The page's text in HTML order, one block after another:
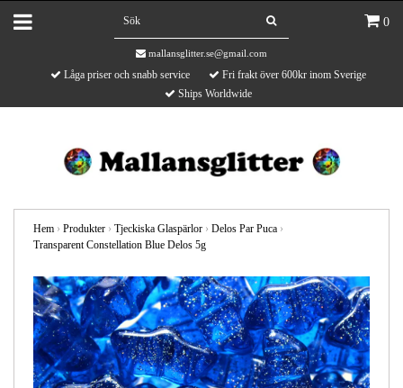
0
mallansglitter.se@gmail.com
Låga priser och snabb service
Fri frakt över 600kr inom Sverige
Ships Worldwide
Hem › Produkter › Tjeckiska Glaspärlor › Delos Par Puca ›
Transparent Constellation Blue Delos 5g